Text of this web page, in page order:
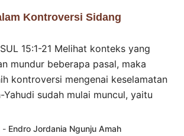
Kontroversi Sidang
15:1-21 Melihat konteks yang
mundur beberapa pasal, maka
kontroversi mengenai keselamatan
sudah mulai muncul, yaitu
- Endro Jordania Ngunju Amah